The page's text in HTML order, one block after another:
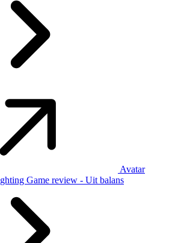
Avatar
Game review - Uit balans